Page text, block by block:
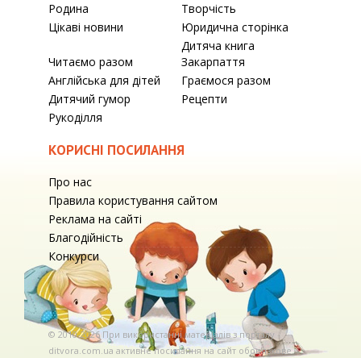
Родина
Творчість
Цікаві новини
Юридична сторінка
Читаємо разом
Дитяча книга
Закарпаття
Англійська для дітей
Граємося разом
Дитячий гумор
Рецепти
Рукоділля
КОРИСНІ ПОСИЛАННЯ
Про нас
Правила користування сайтом
Реклама на сайті
Благодійність
Конкурси
© 2010-2026 При використаннi матерiалiв з порталу
ditvora.com.ua активне посилання на сайт обов'язкове. .